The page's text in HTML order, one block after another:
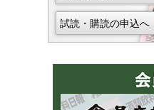
試読・購読の申込へ